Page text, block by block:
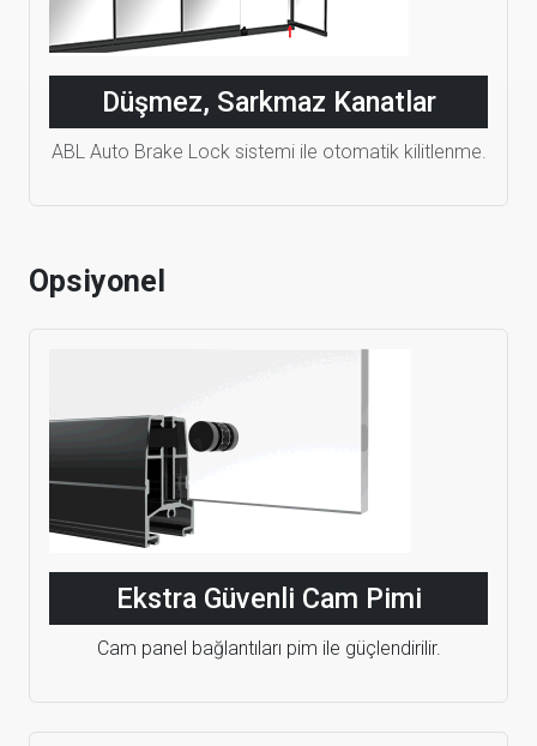
Düşmez, Sarkmaz Kanatlar
ABL Auto Brake Lock sistemi ile otomatik kilitlenme.
Opsiyonel
Ekstra Güvenli Cam Pimi
Cam panel bağlantıları pim ile güçlendirilir.